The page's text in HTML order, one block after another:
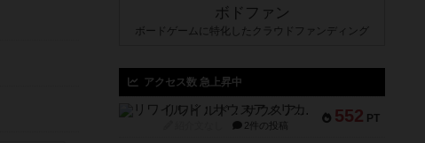
ボドファン
ボードゲームに特化したクラウドファンディング
アクセス数 急上昇中
552 PT
リワイルド：サウスアメリカ
2件の投稿